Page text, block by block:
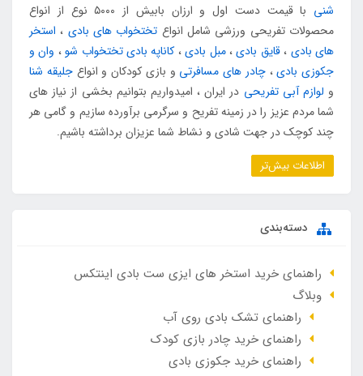
شنی
با قیمت دست اول و ارزان بابیش از ۵۰۰۰ نوع از انواع
محصولات تفریحی ورزشی شامل انواع تختخواب های بادی ، استخر
های بادی ،قایق بادی،مبل بادی، کاناپه بادی تختخواب شو، وان و
جکوزی بادی،چادر های مسافرتی و بازی کودکان و انواعجلیقه شنا
و لوازم آبی تفریحی در ایران ، امیدواریم بتوانیم بخشی از نیاز های
شما مردم عزیز را در زمینه تفریح و سرگرمی برآورده سازیم و گامی هر
چند کوچک در جهت شادی و نشاط شما عزیزان برداشته باشیم.
اطلاعات بیش‌تر
دسته‌بندی
راهنمای خرید استخر های ایزی ست بادی اینتکس
وبلاگ
راهنمای تشک بادی روی آب
راهنمای خرید چادر بازی کودک
راهنمای خرید جکوزی بادی